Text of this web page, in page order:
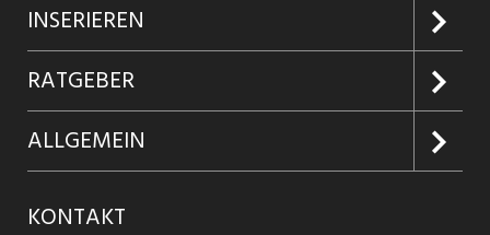
Jobs suchen
Jobabo
Firmen entdecken
Jobs in Graubünden
Jobs in St. Gallen
INSERIEREN
Kundenlogin
Inserieren
Produkte
RATGEBER
Glossar
ALLGEMEIN
KONTAKT